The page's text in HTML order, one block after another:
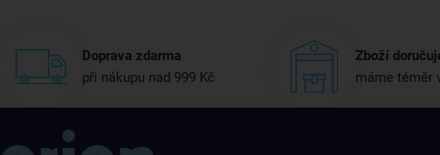
Doprava zdarma
při nákupu nad 999 Kč
Zboží
máme téměr